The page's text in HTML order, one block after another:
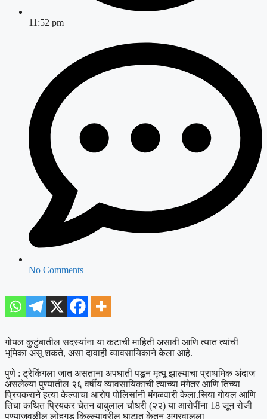
11:52 pm
No Comments
गोयल कुटुंबातील सदस्यांना या कटाची माहिती असावी आणि त्यात त्यांची
भूमिका असू शकते, असा दावाही व्यावसायिकाने केला आहे.
पुणे : ट्रेकिंगला जात असताना अपघाती पडून मृत्यू झाल्याचा प्राथमिक अंदाज
असलेल्या पुण्यातील २६ वर्षीय व्यावसायिकाची त्याच्या मंगेतर आणि तिच्या
प्रियकराने हत्या केल्याचा आरोप पोलिसांनी मंगळवारी केला.सिया गोयल आणि
तिचा कथित प्रियकर चेतन बाबुलाल चौधरी (२२) या आरोपींना 18 जून रोजी
पुण्याजवळील लोहगड किल्ल्यावरील घाटात केतन अग्रवालला